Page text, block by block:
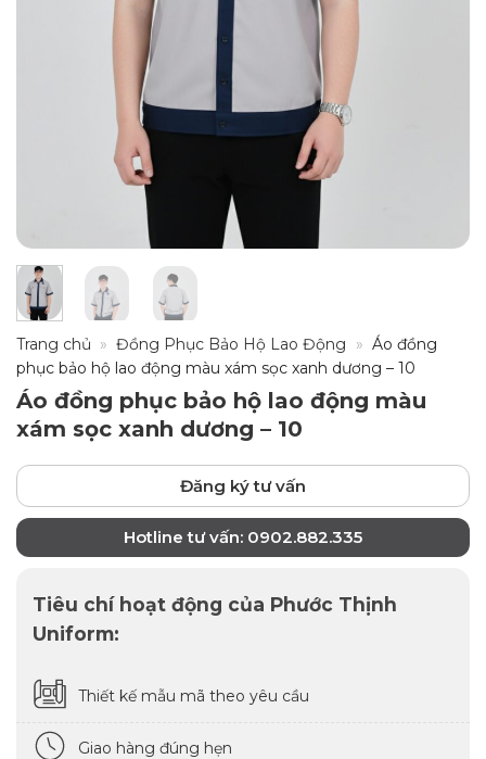
Trang chủ » Đồng Phục Bảo Hộ Lao Động » Áo đồng
phục bảo hộ lao động màu xám sọc xanh dương – 10
Áo đồng phục bảo hộ lao động màu
xám sọc xanh dương – 10
Đăng ký tư vấn
Hotline tư vấn: 0902.882.335
Tiêu chí hoạt động của Phước Thịnh
Uniform:
Thiết kế mẫu mã theo yêu cầu
Giao hàng đúng hẹn